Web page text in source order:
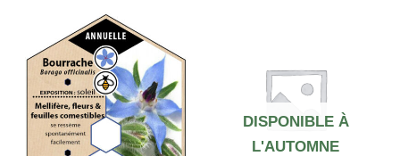
DISPONIBLE À
L'AUTOMNE